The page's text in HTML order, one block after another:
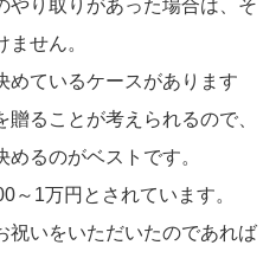
やり取りがあった場合は、そ
せん。
めているケースがあります
ることが考えられるので、
るのがベストです。
～1万円とされています。
祝いをいただいたのであれば